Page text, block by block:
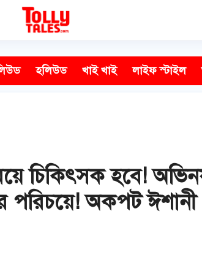
হলিউড খাই খাই লাইফ স্টাইল
চিকিৎসক হবে!
পরিচয়ে! অকপট ঈশানী